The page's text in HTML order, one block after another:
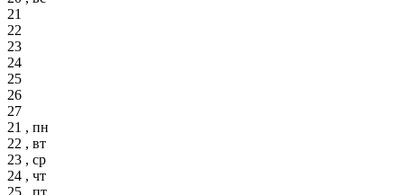
21
22
23
24
25
26
27
21 , пн
22 , вт
23 , ср
24 , чт
25 , пт